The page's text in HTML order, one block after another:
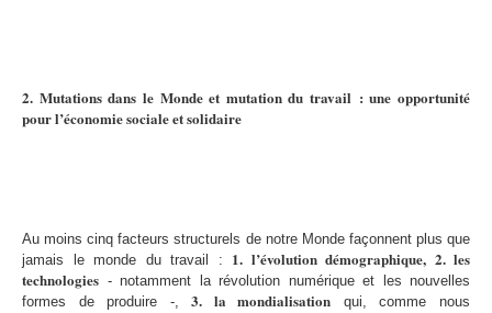
2. Mutations dans le Monde et mutation du travail : une opportunité
pour l’économie sociale et solidaire
Au moins cinq facteurs structurels de notre Monde façonnent plus que
jamais le monde du travail : 1. l’évolution démographique, 2. les
technologies - notamment la révolution numérique et les nouvelles
formes de produire -,3. la mondialisation qui, comme nous